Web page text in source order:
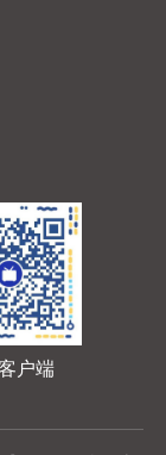
户端